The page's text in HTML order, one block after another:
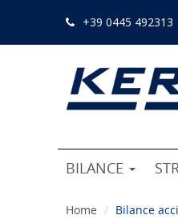
+39 0445 492313
BILANCE
Home Bilance